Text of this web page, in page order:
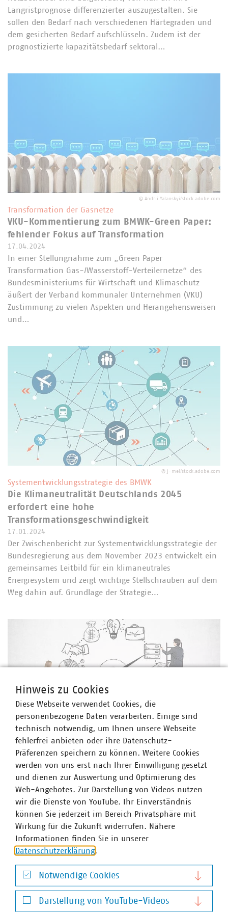
Langristprognose differenzierter auszugestalten. Sie
sollen den Bedarf nach verschiedenen Härtegraden und
dem gesicherten Bedarf aufschlüsseln. Zudem ist der
prognostizierte kapazitätsbedarf sektoral…
© Andrii Yalanskyi/stock.adobe.com
Transformation der Gasnetze
VKU-Kommentierung zum BMWK-Green Paper:
fehlender Fokus auf Transformation
17.04.2024
In einer Stellungnahme zum „Green Paper
Transformation Gas-/Wasserstoff-Verteilernetze“ des
Bundesministeriums für Wirtschaft und Klimaschutz
äußert der Verband kommunaler Unternehmen (VKU)
Zustimmung zu vielen Aspekten und Herangehensweisen
und…
© j-mel/stock.adobe.com
Systementwicklungsstrategie des BMWK
Die Klimaneutralität Deutschlands 2045
erfordert eine hohe
Transformationsgeschwindigkeit
17.01.2024
Der Zwischenbericht zur Systementwicklungsstrategie der
Bundesregierung aus dem November 2023 entwickelt ein
gemeinsames Leitbild für ein klimaneutrales
Energiesystem und zeigt wichtige Stellschrauben auf dem
Weg dahin auf. Grundlage der Strategie…
©Qualitaetsmanagement_denisismagilov_stock_adobe
Zukunft der Gasnetze
Anpassungsbedarf und Hebel für die
notwendige Transformation der Gasnetze
20.06.2023
Im Auftrag des VKU hat die BBH-Gruppe in einer Studie
die regulatorischen Anpassungsbedarfe zur
Transformation der Gasversorgung im Kontext der
Wärmewende ermittelt.
Unsere Themen
Hinweis zu Cookies
Diese Webseite verwendet Cookies, die
personenbezogene Daten verarbeiten. Einige sind
technisch notwendig, um Ihnen unsere Webseite
fehlerfrei anbieten oder ihre Datenschutz-
Präferenzen speichern zu können. Weitere Cookies
werden von uns erst nach Ihrer Einwilligung gesetzt
und dienen zur Auswertung und Optimierung des
Web-Angebotes. Zur Darstellung von Videos nutzen
wir die Dienste von YouTube. Ihr Einverständnis
können Sie jederzeit im Bereich Privatsphäre mit
Wirkung für die Zukunft widerrufen. Nähere
Informationen finden Sie in unserer
Datenschutzerklärung.
Notwendige Cookies
Notwendige Cookies
Darstellung von YouTube-Videos